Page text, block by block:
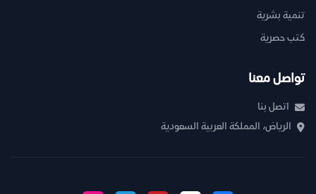
تنمية بشرية
كتب حصرية
تواصل معنا
اتصل بنا
الرياض، المملكة العربية السعودية